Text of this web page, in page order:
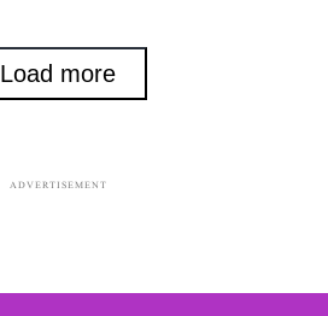
Load more
ADVERTISEMENT